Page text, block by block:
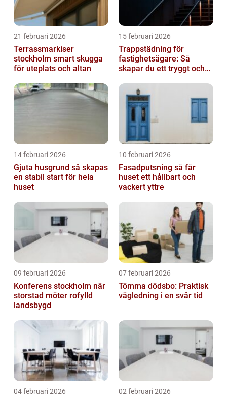
21 februari 2026
Terrassmarkiser
stockholm smart skugga
för uteplats och altan
15 februari 2026
Trappstädning för
fastighetsägare: Så
skapar du ett tryggt och
Stockholm
14 februari 2026
Gjuta husgrund så skapas
en stabil start för hela
huset
10 februari 2026
Fasadputsning så får
huset ett hållbart och
vackert yttre
09 februari 2026
Konferens stockholm när
storstad möter rofylld
landsbygd
07 februari 2026
Tömma dödsbo: Praktisk
vägledning i en svår tid
04 februari 2026 02 februari 2026